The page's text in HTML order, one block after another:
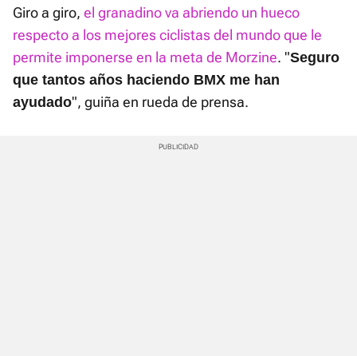
Giro a giro, el granadino va abriendo un hueco
respecto a los mejores ciclistas del mundo que le
permite imponerse en la meta de Morzine. "Seguro
que tantos años haciendo BMX me han
ayudado", guiña en rueda de prensa.